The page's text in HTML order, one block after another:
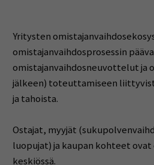
Yritysten
omistajanvaihdosprosessin
omistajanvaihdosneuvottelut ja
jälkeen) toteuttamiseen
ja tahoista.
Ostajat, myyjät (sukupolvenva
luopujat) ja kaupan kohteet ovat
keskiössä.